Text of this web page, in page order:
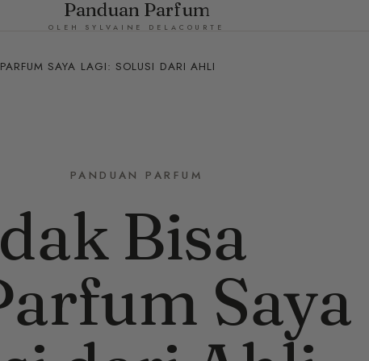
Panduan Parfum
OLEH SYLVAINE DELACOURTE
SAYA LAGI: SOLUSI DARI AHLI
PANDUAN PARFUM
Bisa
Saya